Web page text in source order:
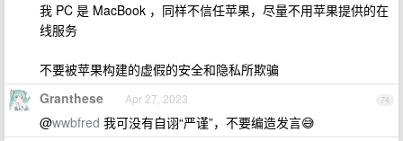
我 PC 是 MacBook ，同样不信任苹果，尽量不用苹果提供的在
线服务
不要被苹果构建的虚假的安全和隐私所欺骗
74
Granthese Apr 27, 2023
@wwbfred 我可没有自诩“严谨”，不要编造发言😅